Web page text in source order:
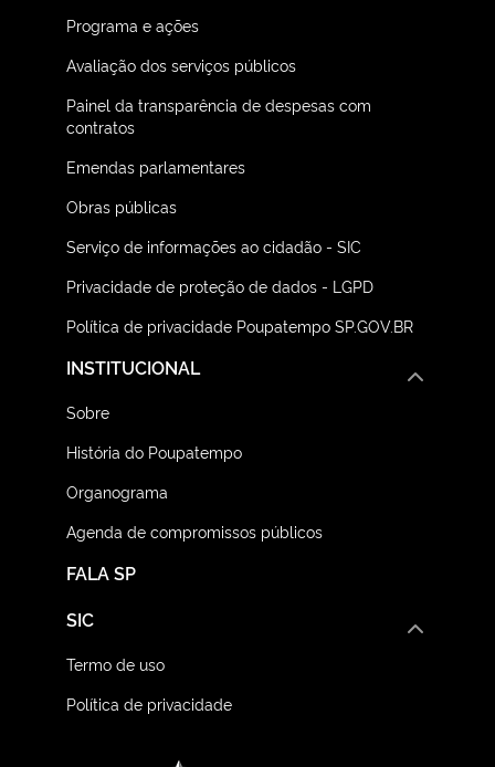
Programa e ações
Avaliação dos serviços públicos
Painel da transparência de despesas com
contratos
Emendas parlamentares
Obras públicas
Serviço de informações ao cidadão - SIC
Privacidade de proteção de dados - LGPD
Política de privacidade Poupatempo SP.GOV.BR
FALA SP
INSTITUCIONAL
Sobre
História do Poupatempo
Organograma
Agenda de compromissos públicos
SIC
Termo de uso
Política de privacidade